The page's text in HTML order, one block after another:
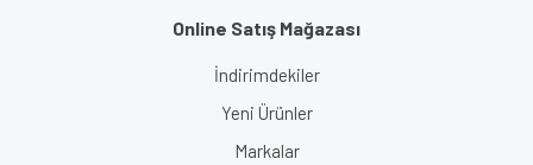
Online Satış Mağazası
İndirimdekiler
Yeni Ürünler
Markalar